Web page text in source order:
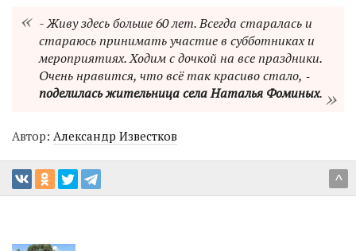
- Живу здесь больше 60 лет. Всегда старалась и
стараюсь принимать участие в субботниках и
мероприятиях. Ходим с дочкой на все праздники.
Очень нравится, что всё так красиво стало, ‑
поделилась жительница села Наталья Фоминых.
Автор: Александр Известков
^